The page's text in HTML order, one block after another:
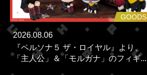
GOODS
2026.08.06
『ペルソナ５ ザ・ロイヤル』より、
「主人公」＆「モルガナ」のフィギ...